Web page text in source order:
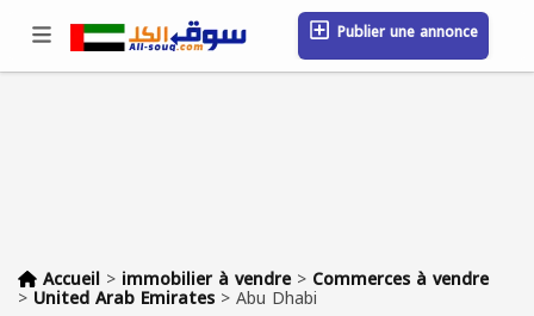
Publier une annonce
Se connecter / S'inscrire
Accueil > immobilier à vendre > Commerces à vendre
> United Arab Emirates >Abu Dhabi